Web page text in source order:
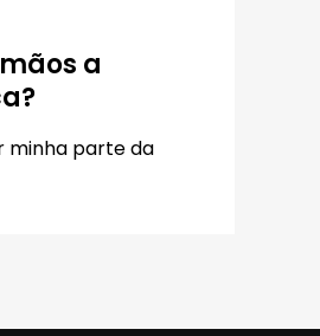
a
minha parte da